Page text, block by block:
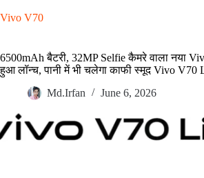
Vivo V70
6500mAh बैटरी, 32MP Selfie कैमरे वाला नया
हुआ लॉन्च, पानी में भी चलेगा काफी स्मूद Vivo V70
Md.Irfan
June 6, 2026